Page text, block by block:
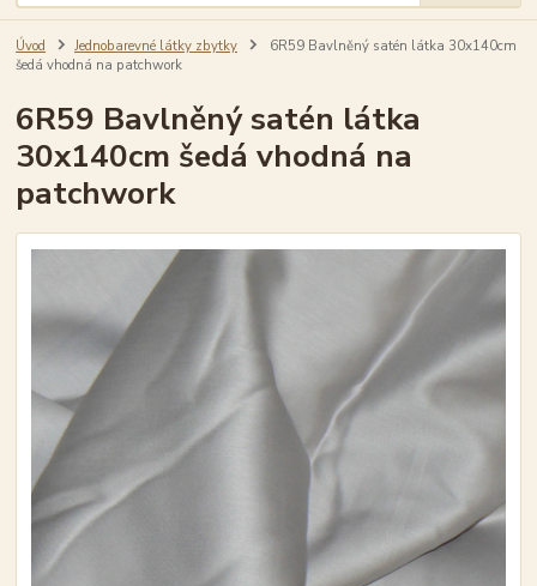
Úvod Jednobarevné látky zbytky
6R59 Bavlněný satén látka 30x140cm
šedá vhodná na patchwork
6R59 Bavlněný satén látka
30x140cm šedá vhodná na
patchwork